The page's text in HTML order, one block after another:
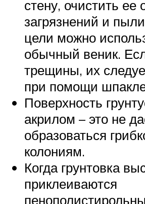
стену, очистить ее
загрязнений и
цели можно
обычный веник.
трещины, их
при помощи
Поверхность
акрилом – это не
образоваться
колониям.
Когда грунтовка
приклеиваются